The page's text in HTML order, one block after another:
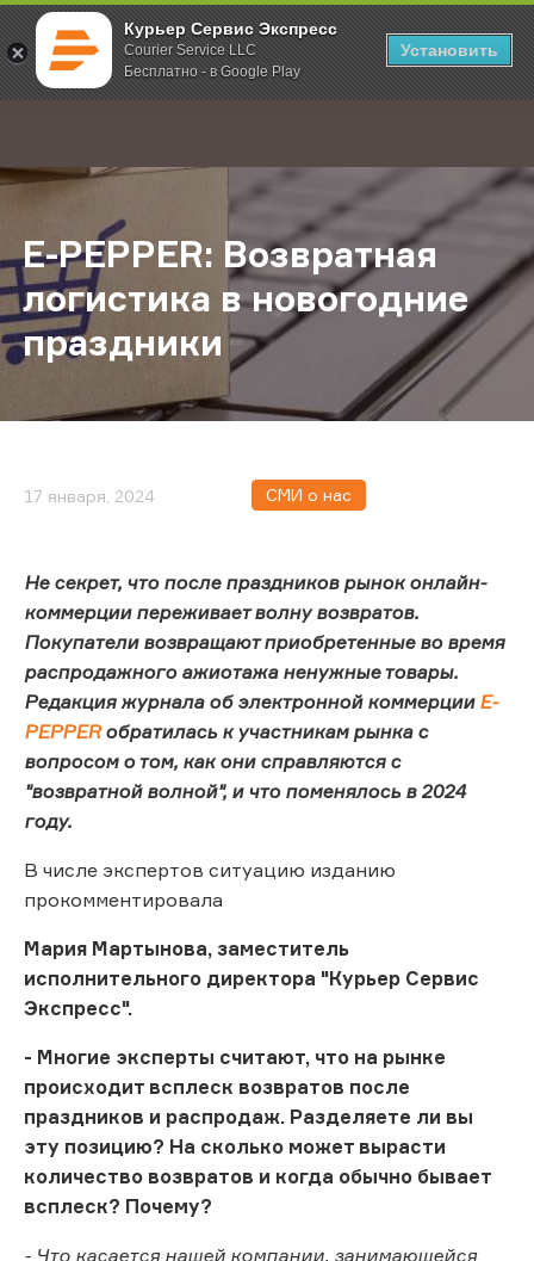
Курьер Сервис Экспресс
Courier Service LLC
Бесплатно - в Google Play
Установить
; Главная О компании Новости E-PEPPER: Возвратная
E-PEPPER: Возвратная
логистика в новогодние
праздники
17 января, 2024 СМИ о нас
Не секрет, что после праздников рынок онлайн-
коммерции переживает волну возвратов.
Покупатели возвращают приобретенные во время
распродажного ажиотажа ненужные товары.
Редакция журнала об электронной коммерции E-
PEPPERобратилась к участникам рынка с
вопросом о том, как они справляются с
"возвратной волной", и что поменялось в 2024
году.
В числе экспертов ситуацию изданию
прокомментировала
Мария Мартынова, заместитель
исполнительного директора "Курьер Сервис
Экспресс".
- Многие эксперты считают, что на рынке
происходит всплеск возвратов после
праздников и распродаж. Разделяете ли вы
эту позицию? На сколько может вырасти
количество возвратов и когда обычно бывает
всплеск? Почему?
- Что касается нашей компании, занимающейся